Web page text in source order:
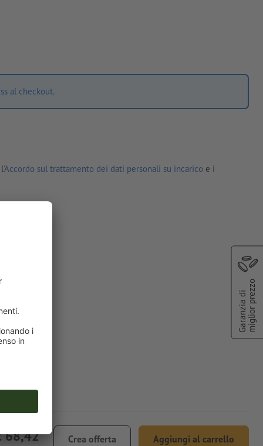
al checkout.
Accordo sul trattamento dei dati personali su incarico e i
68,42 Crea offerta Aggiungi al carrello
Garanzia dimiglior prezzo